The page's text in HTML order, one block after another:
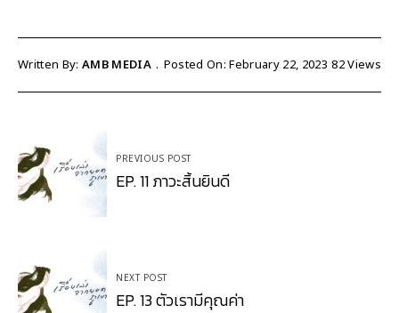
Written By: AMB MEDIA Posted On: February 22, 2023 82Views
Post
navigationPREVIOUS POST
EP. 11 ภาวะสิ้นยินดี
NEXT POST
EP. 13 ตัวเรามีคุณค่า